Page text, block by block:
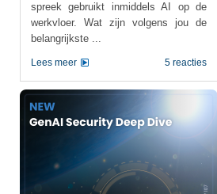
spreek gebruikt inmiddels AI op de
werkvloer. Wat zijn volgens jou de
belangrijkste ...
5 reacties
Lees meer